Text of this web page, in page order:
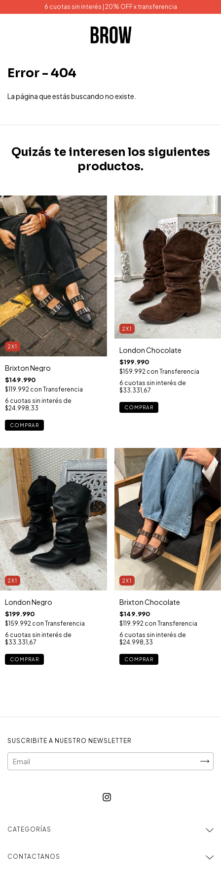
6 cuotas sin interés | 20% OFF x transferencia
Error - 404
La página que estás buscando no existe.
Quizás te interesen los siguientes
productos.
2X1
Brixton Negro
$149.990
$119.992 con Transferencia
6 cuotas sin interés de
$24.998,33
COMPRAR
2X1
London Chocolate
$199.990
$159.992 con Transferencia
6 cuotas sin interés de
$33.331,67
COMPRAR
2X1
London Negro
$199.990
$159.992 con Transferencia
6 cuotas sin interés de
$33.331,67
COMPRAR
2X1
Brixton Chocolate
$149.990
$119.992 con Transferencia
6 cuotas sin interés de
$24.998,33
COMPRAR
SUSCRIBITE A NUESTRO NEWSLETTER
CATEGORÍAS
CONTACTANOS